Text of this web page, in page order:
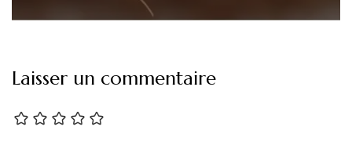
Laisser un commentaire